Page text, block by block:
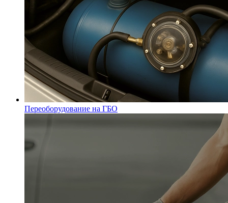
Переоборудование на ГБО